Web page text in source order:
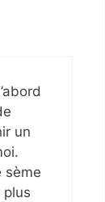
un
sème
plus